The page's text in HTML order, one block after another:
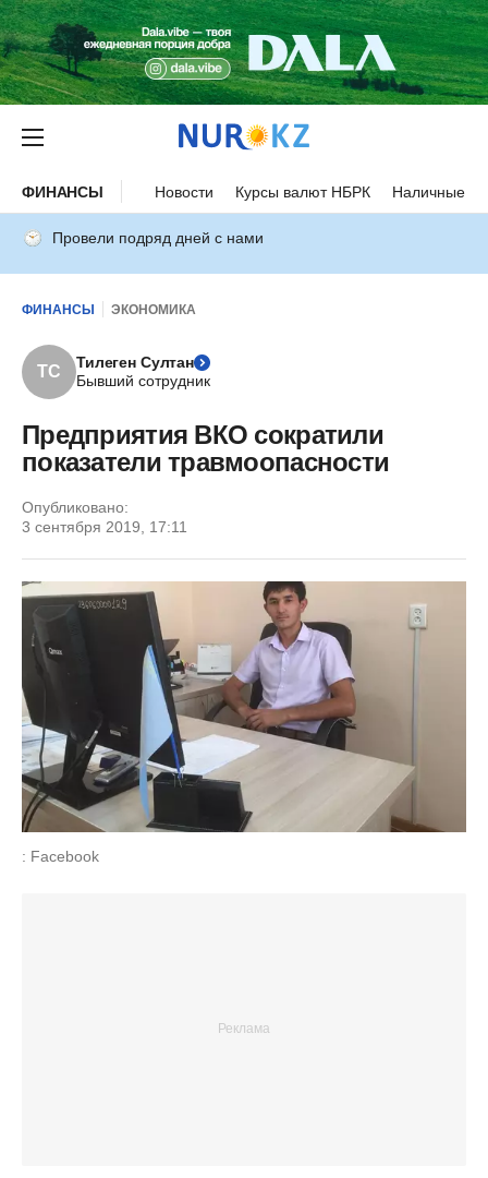
ФИНАНСЫ Новости Курсы валют НБРК Наличные
Провели подряд дней с нами
ФИНАНСЫ ЭКОНОМИКА
ТС
Тилеген Султан
Бывший сотрудник
Предприятия ВКО сократили
показатели травмоопасности
Опубликовано:
3 сентября 2019, 17:11
: Facebook